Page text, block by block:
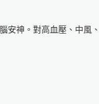
安神。對高血壓、中風